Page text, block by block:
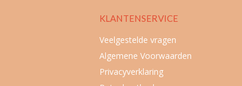
KLANTENSERVICE
Veelgestelde vragen
Algemene Voorwaarden
Privacyverklaring